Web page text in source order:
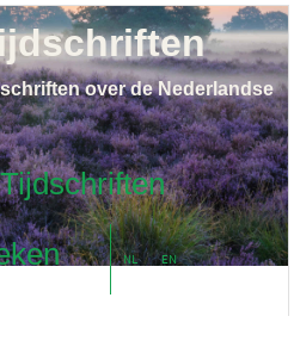
Tijdschriften
NL EN
over de Nederlandse